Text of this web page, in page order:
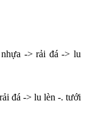
-> rải đá -> lu
đá -> lu lèn -. tưới